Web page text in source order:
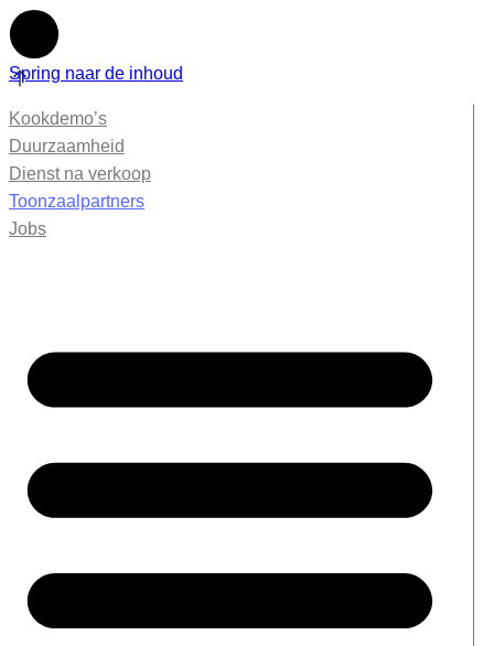
Spring naar de inhoud
Kookdemo’s
Duurzaamheid
Dienst na verkoop
Toonzaalpartners
Jobs